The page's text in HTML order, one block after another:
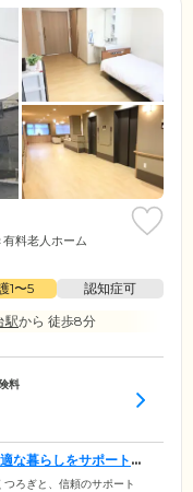
料老人ホーム
1〜5
認知症可
駅から 徒歩8分
料
な暮らしをサポートし
ろぎと、信頼のサポート